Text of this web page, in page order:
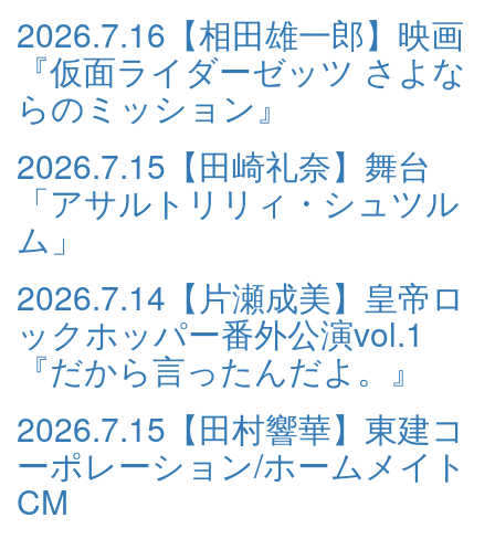
2026.7.16 【相田雄一郎】映画
『仮面ライダーゼッツ さよな
らのミッション』
2026.7.15 【田崎礼奈】舞台
「アサルトリリィ・シュツル
ム」
2026.7.14 【片瀬成美】皇帝ロ
ックホッパー番外公演vol.1
『だから言ったんだよ。』
2026.7.15 【田村響華】東建コ
ーポレーション/ホームメイト
CM